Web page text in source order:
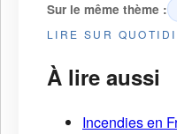
Sur le même thème :
LIRE SUR
À lire aussi
Incendies en